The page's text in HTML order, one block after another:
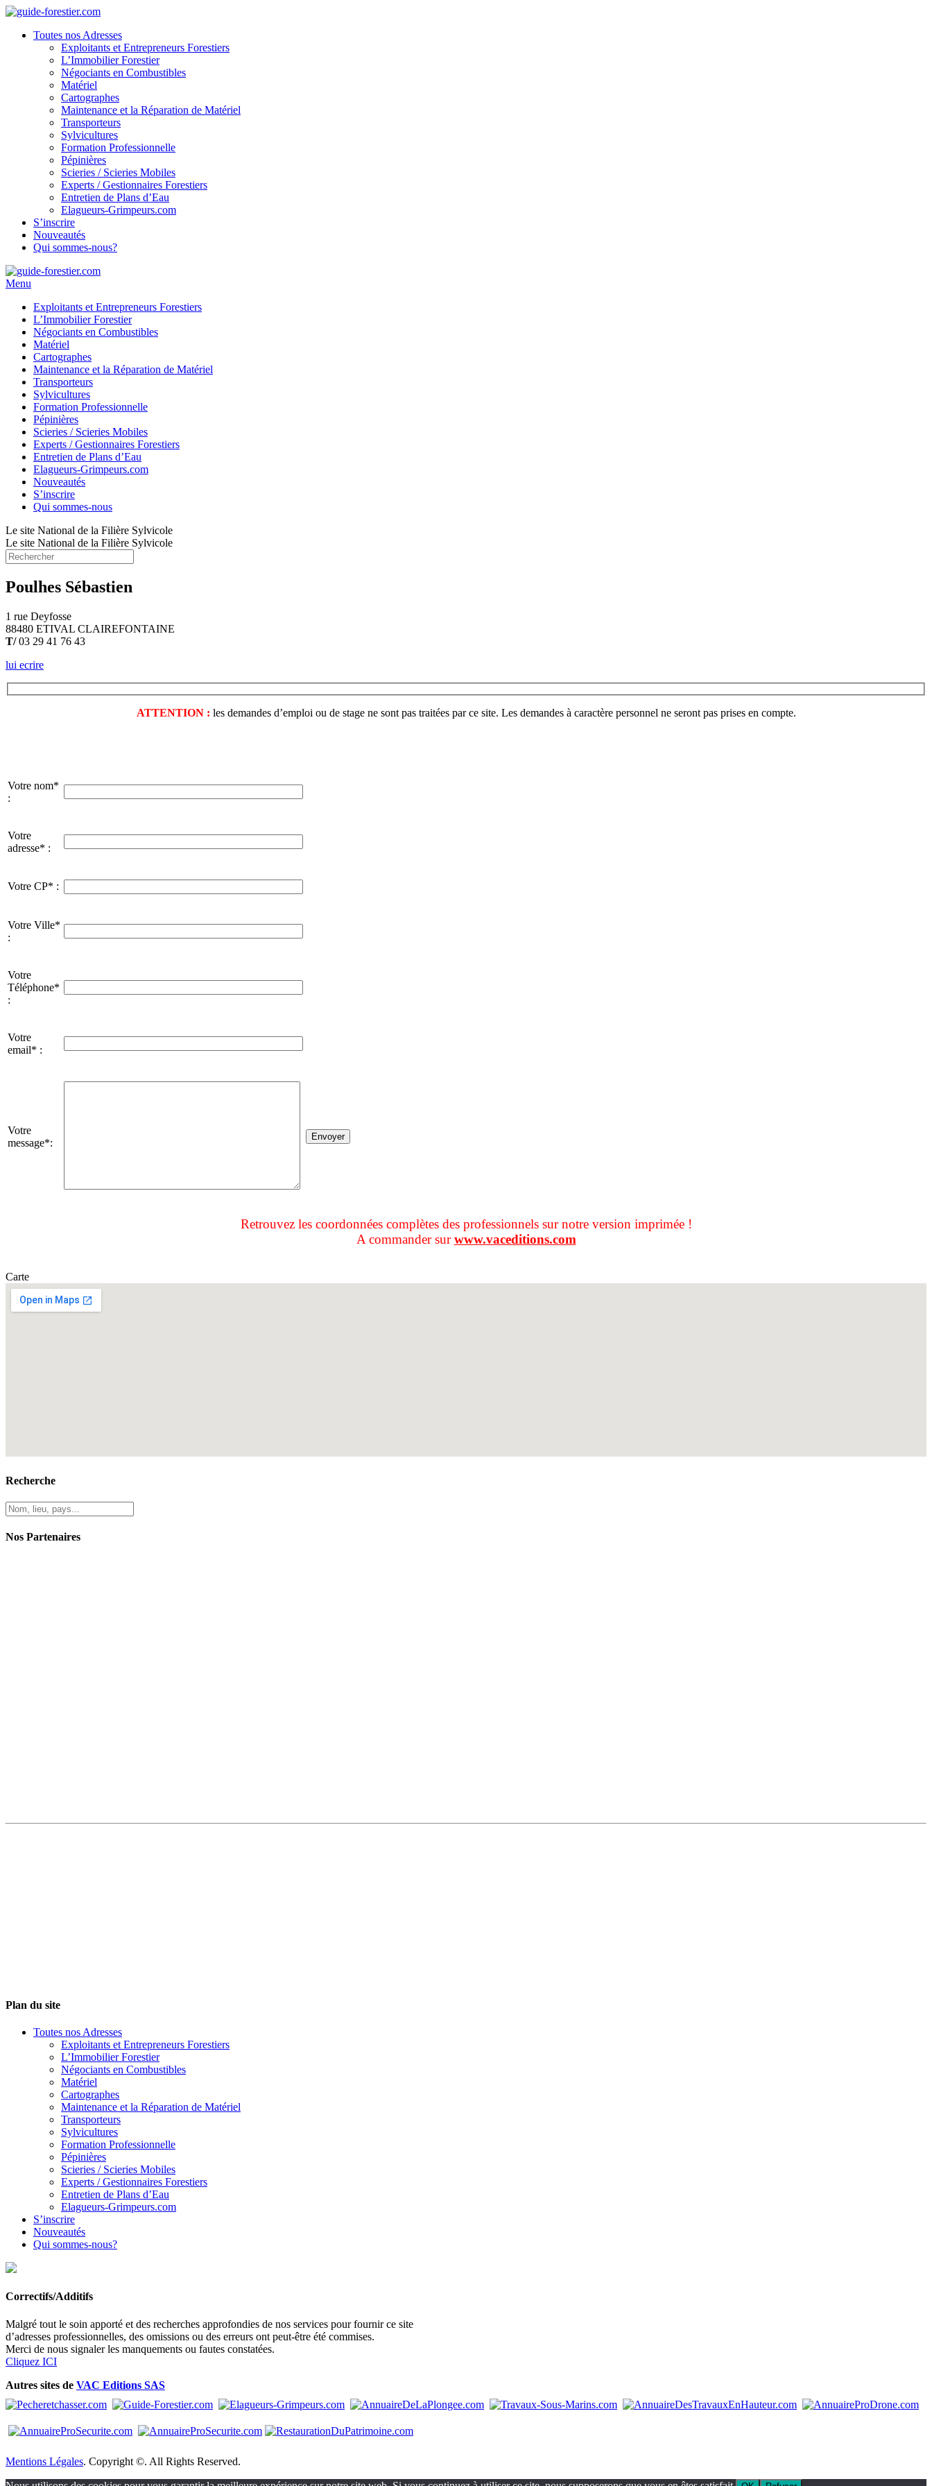
Toutes nos Adresses
Exploitants et Entrepreneurs Forestiers
L’Immobilier Forestier
Négociants en Combustibles
Matériel
Cartographes
Maintenance et la Réparation de Matériel
Transporteurs
Sylvicultures
Formation Professionnelle
Pépinières
Scieries / Scieries Mobiles
Experts / Gestionnaires Forestiers
Entretien de Plans d’Eau
Elagueurs-Grimpeurs.com
S’inscrire
Nouveautés
Qui sommes-nous?
Menu
Exploitants et Entrepreneurs Forestiers
L’Immobilier Forestier
Négociants en Combustibles
Matériel
Cartographes
Maintenance et la Réparation de Matériel
Transporteurs
Sylvicultures
Formation Professionnelle
Pépinières
Scieries / Scieries Mobiles
Experts / Gestionnaires Forestiers
Entretien de Plans d’Eau
Elagueurs-Grimpeurs.com
Nouveautés
S’inscrire
Qui sommes-nous
Le site National de la Filière Sylvicole
Le site National de la Filière Sylvicole
Poulhes Sébastien
1 rue Deyfosse
88480 ETIVAL CLAIREFONTAINE
T/03 29 41 76 43
lui ecrire
ATTENTION : les demandes d’emploi ou de stage ne sont pas traitées par ce site. Les demandes à caractère personnel ne seront pas prises en compte.
Votre nom*
:
Votre
adresse* :
Votre CP* :
Votre Ville*
:
Votre
Téléphone*
:
Votre
email* :
Votre
message*:
Retrouvez les coordonnées complètes des professionnels sur notre version imprimée !
A commander surwww.vaceditions.com
Carte
Recherche
Nos Partenaires
Plan du site
Toutes nos Adresses
Exploitants et Entrepreneurs Forestiers
L’Immobilier Forestier
Négociants en Combustibles
Matériel
Cartographes
Maintenance et la Réparation de Matériel
Transporteurs
Sylvicultures
Formation Professionnelle
Pépinières
Scieries / Scieries Mobiles
Experts / Gestionnaires Forestiers
Entretien de Plans d’Eau
Elagueurs-Grimpeurs.com
S’inscrire
Nouveautés
Qui sommes-nous?
Correctifs/Additifs
Malgré tout le soin apporté et des recherches approfondies de nos services pour fournir ce site
d’adresses professionnelles, des omissions ou des erreurs ont peut-être été commises.
Merci de nous signaler les manquements ou fautes constatées.
Cliquez ICI
Autres sites de VAC Editions SAS
Mentions Légales. Copyright ©. All Rights Reserved.